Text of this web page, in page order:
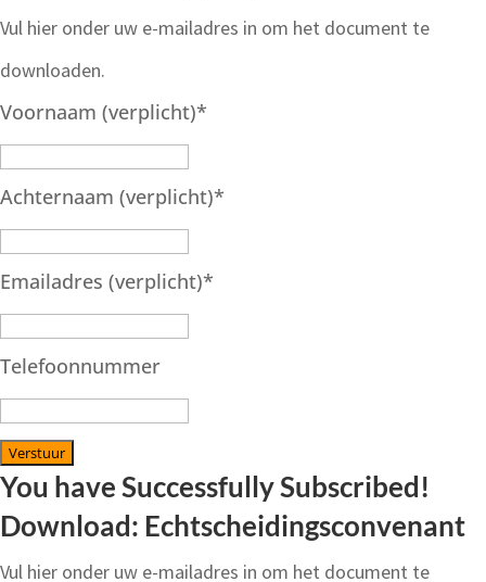
Vul hier onder uw e-mailadres in om het document te
downloaden.
Voornaam (verplicht)*
Achternaam (verplicht)*
Emailadres (verplicht)*
Telefoonnummer
Verstuur
You have Successfully Subscribed!
Download: Echtscheidingsconvenant
Vul hier onder uw e-mailadres in om het document te